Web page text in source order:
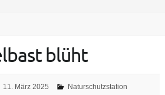
blüht
11. März 2025
Naturschutzstation